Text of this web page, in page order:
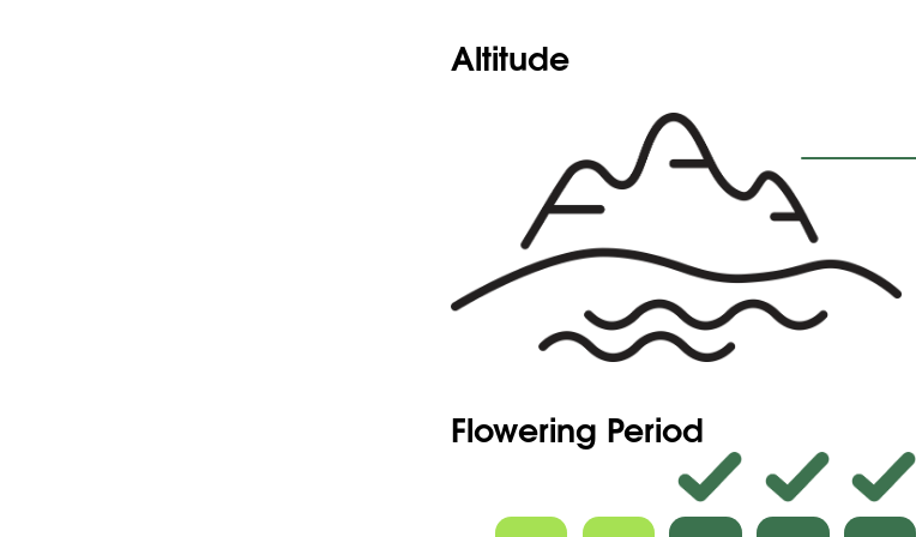
-Filaments connés et dilatés à la base, roses ou blancs.
-Capsule ovée-arrondie, papyracée, non recouverte par le périanthe
Altitude
Flowering Period